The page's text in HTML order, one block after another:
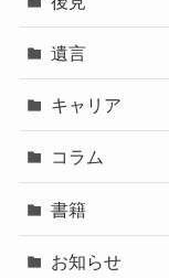
遺言
キャリア
コラム
書籍
お知らせ